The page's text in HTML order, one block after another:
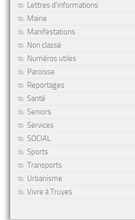
Lettres d'informations
Mairie
Manifestations
Non classé
Numéros utiles
Paroisse
Reportages
Santé
Seniors
Services
SOCIAL
Sports
Transports
Urbanisme
Vivre à Truyes